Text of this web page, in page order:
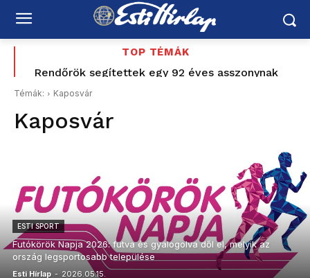
TOP TÉMÁK
Rendőrök segítettek egy 92 éves asszonynak
Témák: Kaposvár
Kaposvár
ESTI SPORT
Futókörök Napja 2026: futva és gyalogolva dől el, melyik az
ország legsportosabb települése
Esti Hírlap - 2026.05.15.